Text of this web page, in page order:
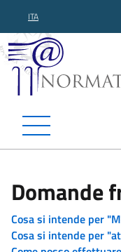
ITA
Domande
Cosa si intende per
Cosa si intende per